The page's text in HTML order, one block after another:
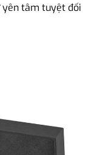
yên tâm tuyệt đối